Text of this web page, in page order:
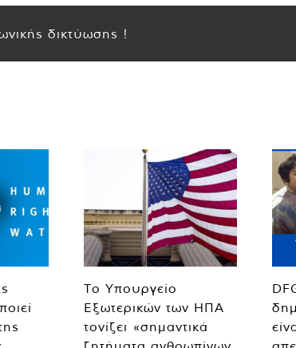
δικτύωσης !
Το Υπουργείο
Εξωτερικών των ΗΠΑ
τονίζει «σημαντικά